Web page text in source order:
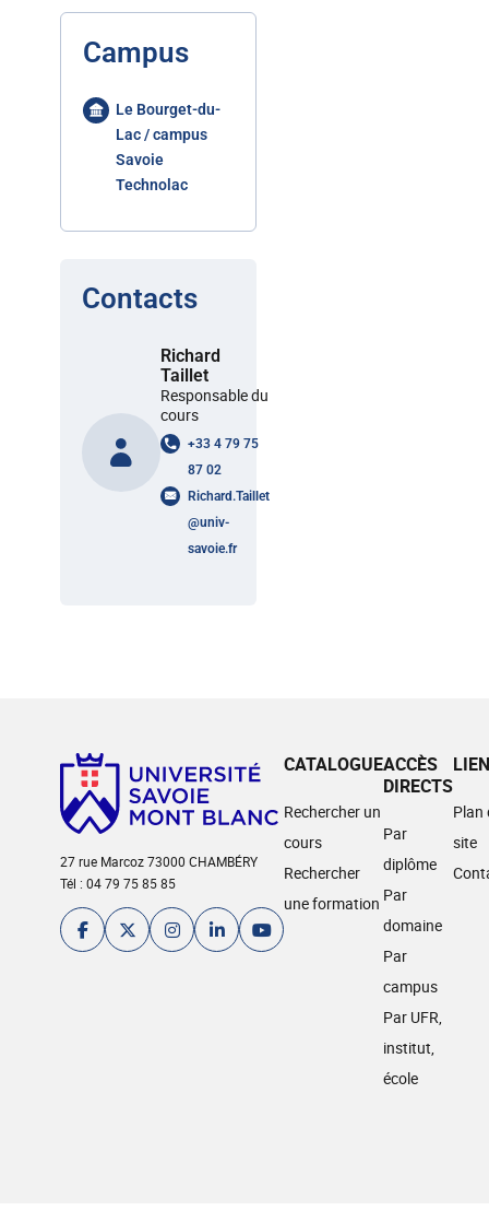
Campus
Le Bourget-du-
Lac / campus
Savoie
Technolac
Contacts
Richard
Taillet
Responsable du
cours
+33 4 79 75
87 02
Richard.Taillet
@univ-
savoie.fr
27 rue Marcoz 73000 CHAMBÉRY
Tél : 04 79 75 85 85
CATALOGUE
Rechercher un
cours
Rechercher
une formation
ACCÈS
DIRECTS
Par
diplôme
Par
domaine
Par
campus
Par UFR,
institut,
école
Plan
site